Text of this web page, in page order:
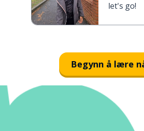
let's go!
Begynn å lære